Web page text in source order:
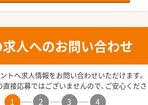
求人へのお問い合わせ
トへ求人情報をお問い合わせいただけます。
直接応募ではございませんので、ご安心くださ
1 2 3 4